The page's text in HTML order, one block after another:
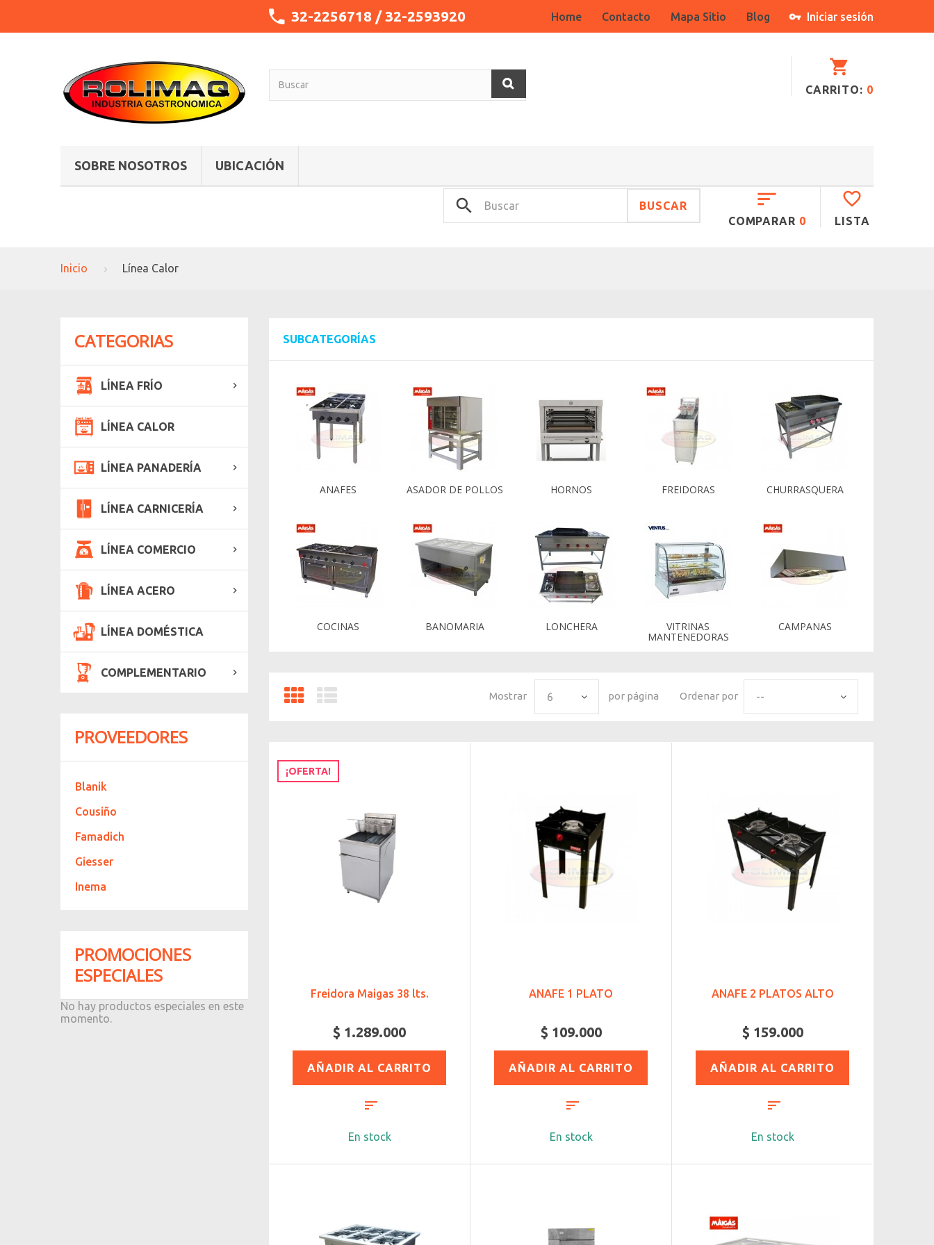
Iniciar sesión
Home Contacto Mapa Sitio Blog
32-2256718 / 32-2593920
CARRITO: 0
SOBRE NOSOTROS UBICACIÓN
COMPARAR 0 LISTA
BUSCAR
Inicio Línea Calor
SUBCATEGORÍAS
ANAFES ASADOR DE POLLOS HORNOS FREIDORAS CHURRASQUERA
COCINAS BANOMARIA LONCHERA VITRINAS
MANTENEDORAS
CAMPANAS
Ordenar por --
Mostrar 6 por página
¡OFERTA!
Freidora Maigas 38 lts.
$ 1.289.000
AÑADIR AL CARRITO
En stock
ANAFE 1 PLATO
$ 109.000
AÑADIR AL CARRITO
En stock
ANAFE 2 PLATOS ALTO
$ 159.000
AÑADIR AL CARRITO
En stock
CATEGORIAS
LÍNEA FRÍO
LÍNEA CALOR
LÍNEA PANADERÍA
LÍNEA CARNICERÍA
LÍNEA COMERCIO
LÍNEA ACERO
LÍNEA DOMÉSTICA
COMPLEMENTARIO
PROVEEDORES
Blanik
Cousiño
Famadich
Giesser
Inema
PROMOCIONES
ESPECIALES
No hay productos especiales en este
momento.